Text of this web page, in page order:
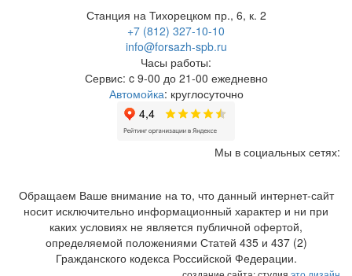
Станция на Тихорецком пр., 6, к. 2
+7 (812) 327-10-10
info@forsazh-spb.ru
Часы работы:
Сервис: c 9-00 до 21-00 ежедневно
Автомойка: круглосуточно
Мы в социальных сетях:
Обращаем Ваше внимание на то, что данный интернет-сайт
носит исключительно информационный характер и ни при
каких условиях не является публичной офертой,
определяемой положениями Статей 435 и 437 (2)
Гражданского кодекса Российской Федерации.